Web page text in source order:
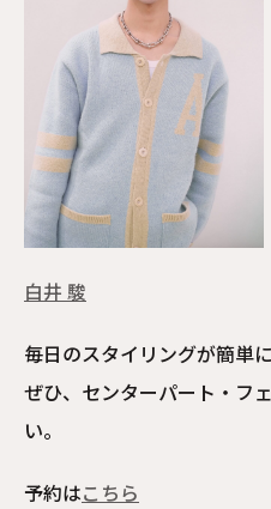
白井 駿
毎日のスタイリングが簡単
ぜひ、センターパート・フ
い。
予約はこちら